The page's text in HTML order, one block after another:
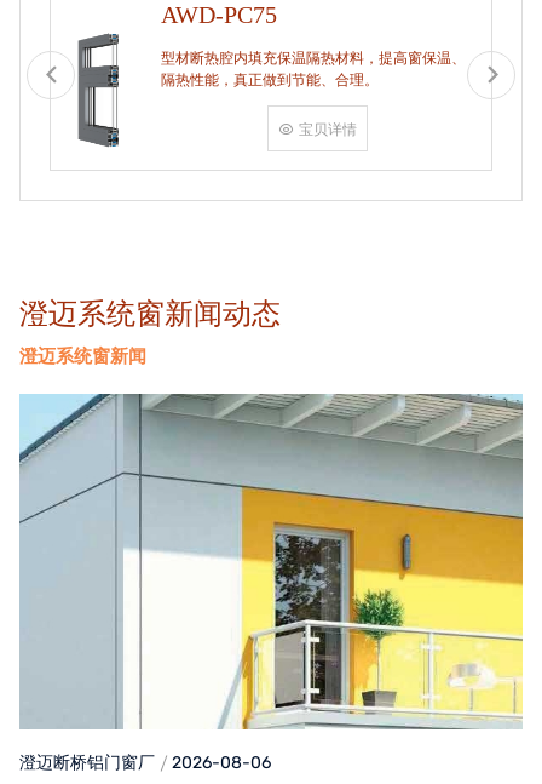
AWD-PC75
型材断热腔内填充保温隔热材料，提高窗保温、
隔热性能，真正做到节能、合理。
宝贝详情
澄迈系统窗新闻动态
澄迈系统窗新闻
澄迈断桥铝门窗厂 2026-08-06